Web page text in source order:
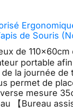
de Souris
de
portable
la journée de
permet de
mesure
【Bureau